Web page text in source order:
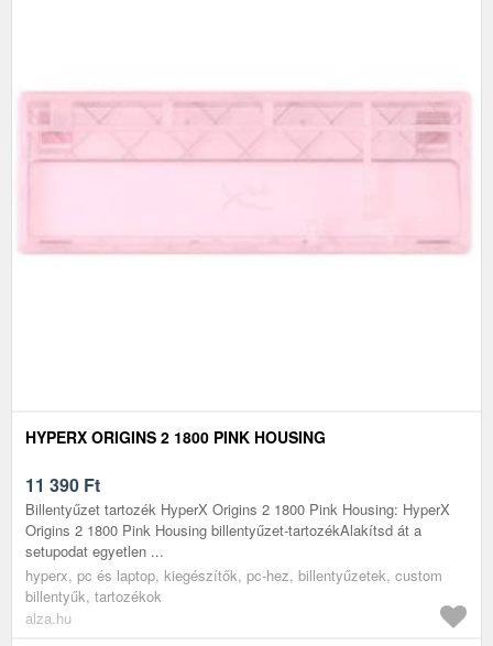
HYPERX ORIGINS 2 1800 PINK HOUSING
11 390 Ft
Billentyűzet tartozék HyperX Origins 2 1800 Pink Housing: HyperX
Origins 2 1800 Pink Housing billentyűzet-tartozékAlakítsd át a
setupodat egyetlen ...
hyperx, pc és laptop, kiegészítők, pc-hez, billentyűzetek, custom
billentyűk, tartozékok
alza.hu